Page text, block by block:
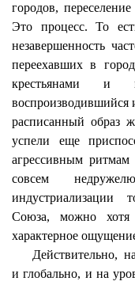
городов,
Это процесс. То
незавершенность
переехавших в
крестьянами и
воспроизводившийся
расписанный образ
успели еще
агрессивным
совсем
индустриализации
Союза, можно хотя
характерное
Действительно,
и глобально, и на